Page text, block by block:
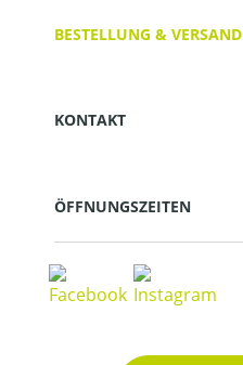
BESTELLUNG & VERSAND
KONTAKT
ÖFFNUNGSZEITEN